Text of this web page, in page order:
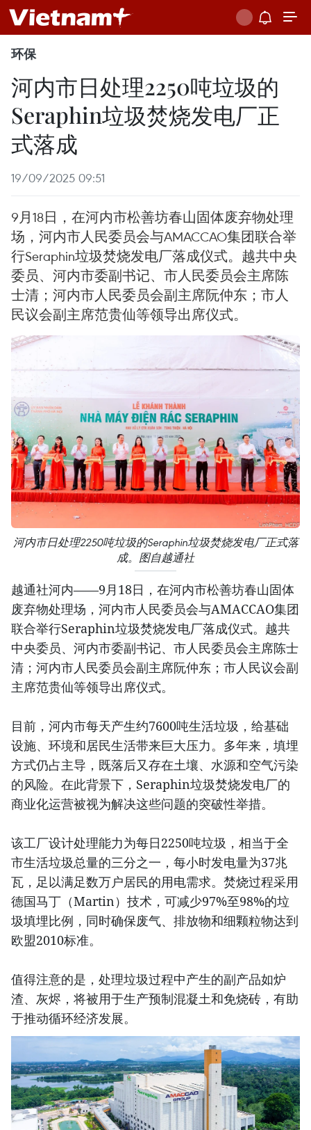
环保
河内市日处理2250吨垃圾的
Seraphin垃圾焚烧发电厂正
式落成
19/09/2025 09:51
9月18日，在河内市松善坊春山固体废弃物处理
场，河内市人民委员会与AMACCAO集团联合举
行Seraphin垃圾焚烧发电厂落成仪式。越共中央
委员、河内市委副书记、市人民委员会主席陈
士清；河内市人民委员会副主席阮仲东；市人
民议会副主席范贵仙等领导出席仪式。
河内市日处理2250吨垃圾的Seraphin垃圾焚烧发电厂正式落
成。图自越通社
越通社河内——9月18日，在河内市松善坊春山固体
废弃物处理场，河内市人民委员会与AMACCAO集团
联合举行Seraphin垃圾焚烧发电厂落成仪式。越共
中央委员、河内市委副书记、市人民委员会主席陈士
清；河内市人民委员会副主席阮仲东；市人民议会副
主席范贵仙等领导出席仪式。
目前，河内市每天产生约7600吨生活垃圾，给基础
设施、环境和居民生活带来巨大压力。多年来，填埋
方式仍占主导，既落后又存在土壤、水源和空气污染
的风险。在此背景下，Seraphin垃圾焚烧发电厂的
商业化运营被视为解决这些问题的突破性举措。
该工厂设计处理能力为每日2250吨垃圾，相当于全
市生活垃圾总量的三分之一，每小时发电量为37兆
瓦，足以满足数万户居民的用电需求。焚烧过程采用
德国马丁（Martin）技术，可减少97%至98%的垃
圾填埋比例，同时确保废气、排放物和细颗粒物达到
欧盟2010标准。
值得注意的是，处理垃圾过程中产生的副产品如炉
渣、灰烬，将被用于生产预制混凝土和免烧砖，有助
于推动循环经济发展。